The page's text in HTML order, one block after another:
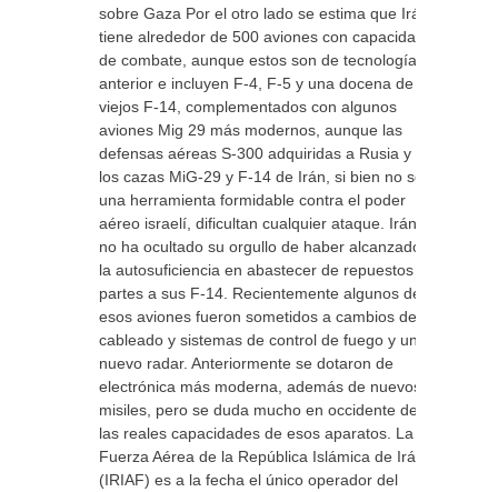
sobre Gaza Por el otro lado se estima que Irán
tiene alrededor de 500 aviones con capacidad
de combate, aunque estos son de tecnología
anterior e incluyen F-4, F-5 y una docena de
viejos F-14, complementados con algunos
aviones Mig 29 más modernos, aunque las
defensas aéreas S-300 adquiridas a Rusia y
los cazas MiG-29 y F-14 de Irán, si bien no son
una herramienta formidable contra el poder
aéreo israelí, dificultan cualquier ataque. Irán
no ha ocultado su orgullo de haber alcanzado
la autosuficiencia en abastecer de repuestos y
partes a sus F-14. Recientemente algunos de
esos aviones fueron sometidos a cambios de
cableado y sistemas de control de fuego y un
nuevo radar. Anteriormente se dotaron de
electrónica más moderna, además de nuevos
misiles, pero se duda mucho en occidente de
las reales capacidades de esos aparatos. La
Fuerza Aérea de la República Islámica de Irán
(IRIAF) es a la fecha el único operador del